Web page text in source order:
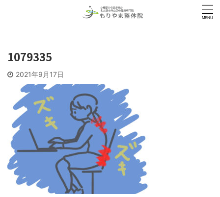
1079335
2021年9月17日